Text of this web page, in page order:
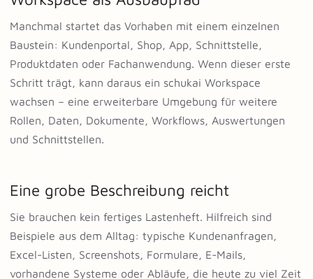
Manchmal startet das Vorhaben mit einem einzelnen
Baustein: Kundenportal, Shop, App, Schnittstelle,
Produktdaten oder Fachanwendung. Wenn dieser erste
Schritt trägt, kann daraus ein schukai Workspace
wachsen – eine erweiterbare Umgebung für weitere
Rollen, Daten, Dokumente, Workflows, Auswertungen
und Schnittstellen.
Eine grobe Beschreibung reicht
Sie brauchen kein fertiges Lastenheft. Hilfreich sind
Beispiele aus dem Alltag: typische Kundenanfragen,
Excel-Listen, Screenshots, Formulare, E-Mails,
vorhandene Systeme oder Abläufe, die heute zu viel Zeit